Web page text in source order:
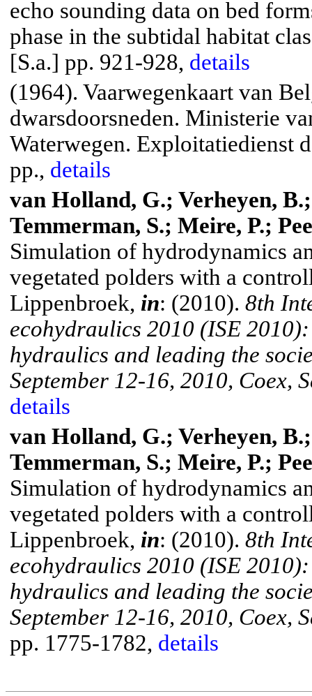
echo sounding data on bed
phase in the subtidal habitat
[S.a.] pp. 921-928, details
(1964). Vaarwegenkaart van
dwarsdoorsneden. Ministerie
Waterwegen. Exploitatiedienst
pp., details
van Holland, G.; Verheyen,
Temmerman, S.; Meire, P.;
Simulation of hydrodynamics
vegetated polders with a
Lippenbroek, in: (2010). 8th
ecohydraulics 2010 (ISE
hydraulics and leading the
September 12-16, 2010, Coex,
details
van Holland, G.; Verheyen,
Temmerman, S.; Meire, P.;
Simulation of hydrodynamics
vegetated polders with a
Lippenbroek, in: (2010). 8th
ecohydraulics 2010 (ISE
hydraulics and leading the
September 12-16, 2010, Coex,
pp. 1775-1782, details